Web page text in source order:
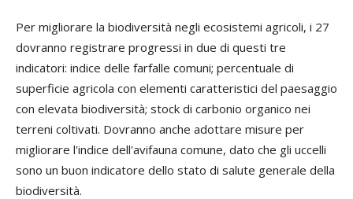
Per migliorare la biodiversità negli ecosistemi agricoli, i 27
dovranno registrare progressi in due di questi tre
indicatori: indice delle farfalle comuni; percentuale di
superficie agricola con elementi caratteristici del paesaggio
con elevata biodiversità; stock di carbonio organico nei
terreni coltivati. Dovranno anche adottare misure per
migliorare l'indice dell'avifauna comune, dato che gli uccelli
sono un buon indicatore dello stato di salute generale della
biodiversità.